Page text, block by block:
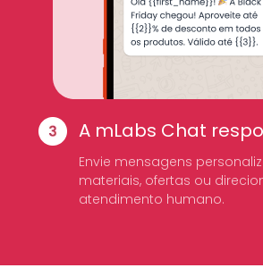
A mLabs Chat
Envie mensagens
materiais, ofertas ou
atendimento humano.